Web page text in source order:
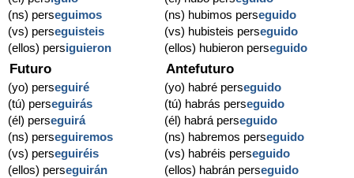
(ns) perseguimos
(vs) perseguisteis
(ellos) persiguieron
(ns) hubimos perseguido
(vs) hubisteis perseguido
(ellos) hubieron perseguido
Futuro
(yo) perseguiré
(tú) perseguirás
(él) perseguirá
(ns) perseguiremos
(vs) perseguiréis
(ellos) perseguirán
Antefuturo
(yo) habré perseguido
(tú) habrás perseguido
(él) habrá perseguido
(ns) habremos perseguido
(vs) habréis perseguido
(ellos) habrán perseguido